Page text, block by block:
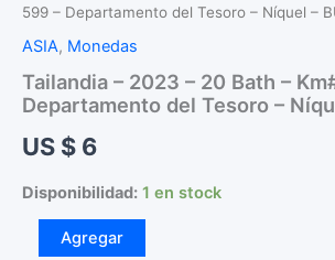
599 – Departamento del Tesoro – Níquel –
ASIA, Monedas
Tailandia – 2023 – 20 Bath –
Departamento del Tesoro –
US $ 6
Disponibilidad: 1 en stock
TailandiaAgregar